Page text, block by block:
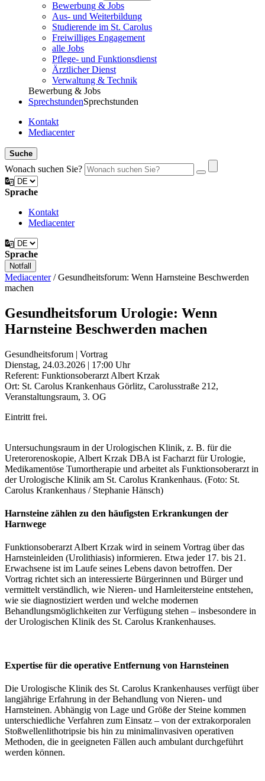
Bewerbung & Jobs
Aus- und Weiterbildung
Studierende im St. Carolus
Freiwilliges Engagement
alle Jobs
Pflege- und Funktionsdienst
Ärztlicher Dienst
Verwaltung & Technik
Bewerbung & Jobs
SprechstundenSprechstunden
Kontakt
Mediacenter
Suche
Wonach suchen Sie?
Sprache
Kontakt
Mediacenter
Sprache
Notfall
Mediacenter/Gesundheitsforum: Wenn Harnsteine Beschwerden
machen
Gesundheitsforum Urologie: Wenn
Harnsteine Beschwerden machen
Gesundheitsforum | Vortrag
Dienstag, 24.03.2026 | 17:00 Uhr
Referent: Funktionsoberarzt Albert Krzak
Ort: St. Carolus Krankenhaus Görlitz, Carolusstraße 212,
Veranstaltungsraum, 3. OG
Eintritt frei.
Untersuchungsraum in der Urologischen Klinik, z. B. für die
Ureterorenoskopie, Albert Krzak DBA ist Facharzt für Urologie,
Medikamentöse Tumortherapie und arbeitet als Funktionsoberarzt in
der Urologische Klinik am St. Carolus Krankenhaus. (Foto: St.
Carolus Krankenhaus / Stephanie Hänsch)
Harnsteine zählen zu den häufigsten Erkrankungen der
Harnwege
Funktionsoberarzt Albert Krzak wird in seinem Vortrag über das
Harnsteinleiden (Urolithiasis) informieren. Etwa jeder 17. bis 21.
Erwachsene ist im Laufe seines Lebens davon betroffen. Der
Vortrag richtet sich an interessierte Bürgerinnen und Bürger und
vermittelt verständlich, wie Nieren- und Harnleitersteine entstehen,
wie sie diagnostiziert werden und welche modernen
Behandlungsmöglichkeiten zur Verfügung stehen – insbesondere in
der Urologischen Klinik des St. Carolus Krankenhauses.
Expertise für die operative Entfernung von Harnsteinen
Die Urologische Klinik des St. Carolus Krankenhauses verfügt über
langjährige Erfahrung in der Behandlung von Nieren- und
Harnsteinen. Abhängig von Lage und Größe der Steine kommen
unterschiedliche Verfahren zum Einsatz – von der extrakorporalen
Stoßwellenlithotripsie bis hin zu minimalinvasiven operativen
Methoden, die in geeigneten Fällen auch ambulant durchgeführt
werden können.